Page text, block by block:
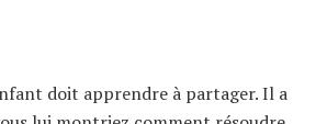
doit apprendre à partager. Il a